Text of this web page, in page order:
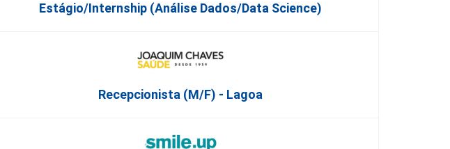
Estágio/Internship (Análise Dados/Data Science)
Recepcionista (M/F) - Lagoa